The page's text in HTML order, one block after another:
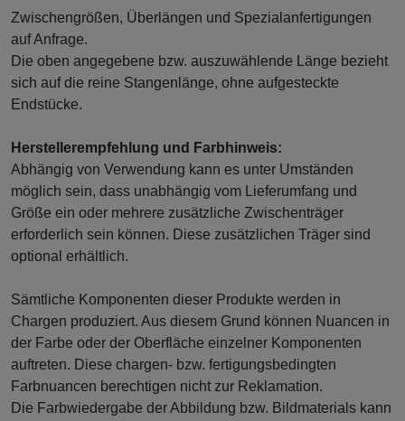
Zwischengrößen, Überlängen und Spezialanfertigungen
auf Anfrage.
Die oben angegebene bzw. auszuwählende Länge bezieht
sich auf die reine Stangenlänge, ohne aufgesteckte
Endstücke.
Herstellerempfehlung und Farbhinweis:
Abhängig von Verwendung kann es unter Umständen
möglich sein, dass unabhängig vom Lieferumfang und
Größe ein oder mehrere zusätzliche Zwischenträger
erforderlich sein können. Diese zusätzlichen Träger sind
optional erhältlich.
Sämtliche Komponenten dieser Produkte werden in
Chargen produziert. Aus diesem Grund können Nuancen in
der Farbe oder der Oberfläche einzelner Komponenten
auftreten. Diese chargen- bzw. fertigungsbedingten
Farbnuancen berechtigen nicht zur Reklamation.
Die Farbwiedergabe der Abbildung bzw. Bildmaterials kann